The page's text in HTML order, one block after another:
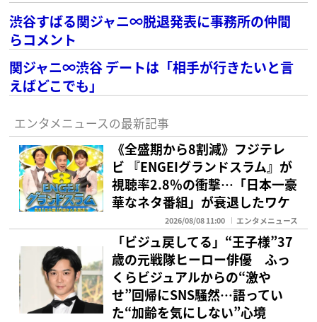
渋谷すばる関ジャニ∞脱退発表に事務所の仲間
らコメント
関ジャニ∞渋谷 デートは「相手が行きたいと言
えばどこでも」
エンタメニュースの最新記事
《全盛期から8割減》フジテレ
ビ 『ENGEIグランドスラム』が
視聴率2.8％の衝撃…「日本一豪
華なネタ番組」が衰退したワケ
2026/08/08 11:00 エンタメニュース
「ビジュ戻してる」“王子様”37
歳の元戦隊ヒーロー俳優 ふっ
くらビジュアルからの“激や
せ”回帰にSNS騒然…語ってい
た“加齢を気にしない”心境